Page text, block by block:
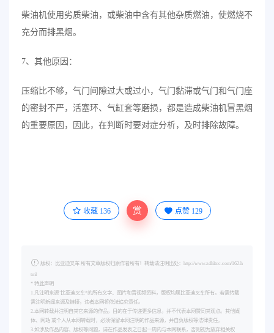
柴油机使用劣质柴油，或柴油中含有其他杂质燃油，使燃烧不
充分而排黑烟。
7、其他原因：
压缩比不够，气门间隙过大或过小，气门黏滞或气门和气门座
的密封不严，活塞环、气缸套等磨损，都是造成柴油机冒黑烟
的重要原因，因此，在判断时要对症分析，及时排除故障。
收藏 136 赏 点赞 129
版权：比亚迪叉车 所有文章版权归原作者所有！转载请注明出处：http://www.zdhltcc.com/162.h
tml
* 特此声明
1.凡注明来源"比亚迪叉车”的所有文字、图片和音视频资料，版权均属比亚迪叉车所有。若需转载
需注明新闻来源及链接，违者本网将依法追究责任。
2.本网转载并注明自其它来源的作品，目的在于传递更多信息，并不代表本网赞同其观点。其他媒
体、网站 或个人从本网转载时，必须保留本网注明的作品来源，并自负版权等法律责任。
3.如涉及作品内容、版权等问题，请在作品发表之日起一周内与本网联系，否则视为放弃相关权